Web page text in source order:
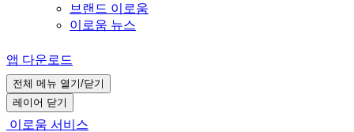
브랜드 이로움
이로움 뉴스
앱 다운로드
전체 메뉴 열기/닫기
레이어 닫기
이로움 서비스